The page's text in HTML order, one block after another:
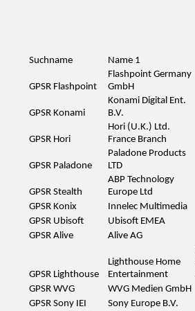
Suchname Name 1
GPSR Flashpoint
Flashpoint Germany
GmbH
GPSR Konami
Konami Digital Ent.
B.V.
GPSR Hori
Hori (U.K.) Ltd.
France Branch
GPSR Paladone
Paladone Products
LTD
GPSR Stealth
ABP Technology
Europe Ltd
GPSR Konix
Innelec Multimedia
GPSR Ubisoft
Ubisoft EMEA
GPSR Alive
Alive AG
GPSR Lighthouse
Lighthouse Home
Entertainment
GPSR WVG
WVG Medien GmbH
GPSR Sony IEI
Sony Europe B.V.